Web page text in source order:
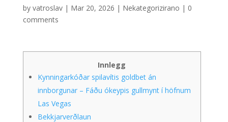
by vatroslav| Mar 20, 2026 | Nekategorizirano | 0
comments
Innlegg
Kynningarkóðar spilavítis goldbet án
innborgunar – Fáðu ókeypis gullmynt í höfnum
Las Vegas
Bekkjarverðlaun